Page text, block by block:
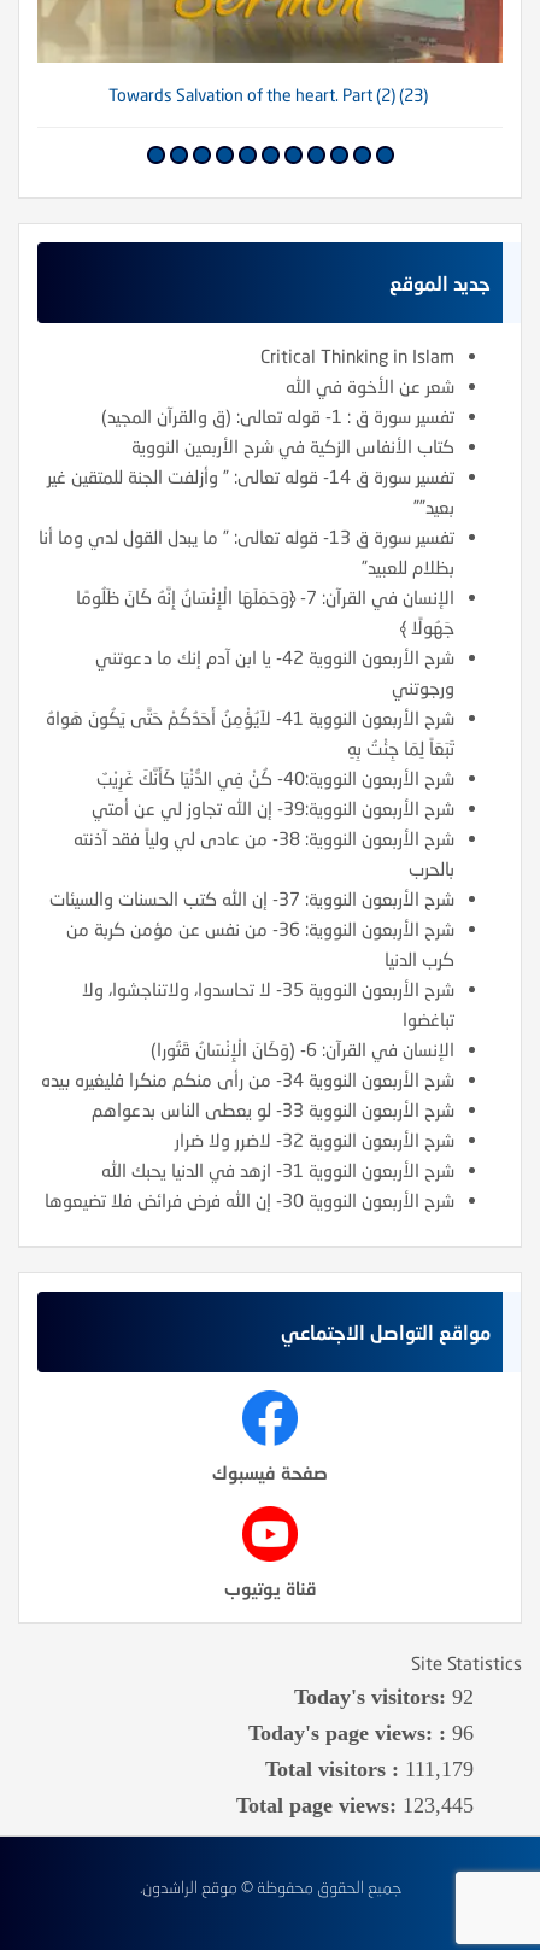
(23) Towards Salvation of the heart. Part (2)
جديد الموقع
Critical Thinking in Islam
شعر عن الأخوة في الله
تفسير سورة ق : 1- قوله تعالى: (ق والقرآن المجيد)
كتاب الأنفاس الزكية في شرح الأربعين النووية
تفسير سورة ق 14- قوله تعالى: ” وأزلفت الجنة للمتقين غير
بعيد””
تفسير سورة ق 13- قوله تعالى: ” ما يبدل القول لدي وما أنا
بظلام للعبيد”
الإنسان في القرآن: 7- ﴿وَحَمَلَهَا الْإِنْسَانُ إِنَّهُ كَانَ ظَلُومًا
جَهُولًا ﴾
شرح الأربعون النووية 42- يا ابن آدم إنك ما دعوتني
ورجوتني
شرح الأربعون النووية 41- لاَيُؤْمِنُ أَحَدُكُمْ حَتَّى يَكُونَ هَواهُ
تَبَعَاً لِمَا جِئْتُ بِهِ
شرح الأربعون النووية:40- كُنْ فِي الدُّنْيَا كَأَنَّكَ غَرِيْبٌ
شرح الأربعون النووية:39- إن الله تجاوز لي عن أمتي
شرح الأربعون النووية: 38- من عادى لي ولياً فقد آذنته
بالحرب
شرح الأربعون النووية: 37- إن الله كتب الحسنات والسيئات
شرح الأربعون النووية: 36- من نفس عن مؤمن كربة من
كرب الدنيا
شرح الأربعون النووية 35- لا تحاسدوا، ولاتناجشوا، ولا
تباغضوا
الإنسان في القرآن: 6- (وَكَانَ الْإِنْسَانُ قَتُورا)
شرح الأربعون النووية 34- من رأى منكم منكرا فليغيره بيده
شرح الأربعون النووية 33- لو يعطى الناس بدعواهم
شرح الأربعون النووية 32- لاضرر ولا ضرار
شرح الأربعون النووية 31- ازهد في الدنيا يحبك الله
شرح الأربعون النووية 30- إن الله فرض فرائض فلا تضيعوها
مواقع التواصل الاجتماعي
صفحة فيسبوك
قناة يوتيوب
Site Statistics
Today's visitors: 92
Today's page views: : 96
Total visitors : 111,179
Total page views: 123,445
جميع الحقوق محفوظة © موقع الراشدون.